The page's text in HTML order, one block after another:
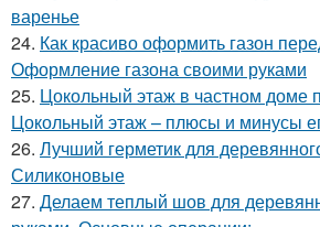
варенье
24. Как красиво оформить газон
Оформление газона своими руками
25. Цокольный этаж в частном доме
Цокольный этаж – плюсы и минусы
26. Лучший герметик для
Силиконовые
27. Делаем теплый шов для